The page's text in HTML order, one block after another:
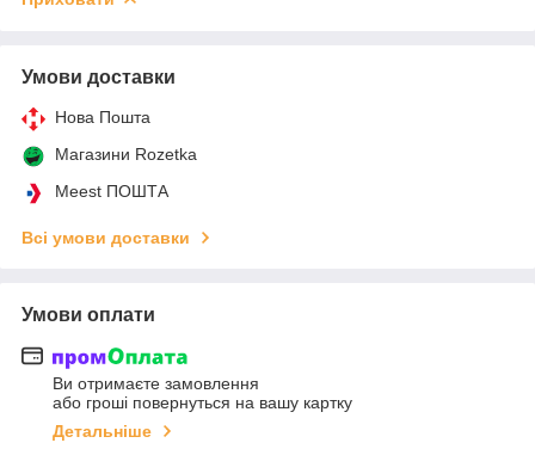
Умови доставки
Нова Пошта
Магазини Rozetka
Meest ПОШТА
Всі умови доставки
Умови оплати
Ви отримаєте замовлення
або гроші повернуться на вашу картку
Детальніше